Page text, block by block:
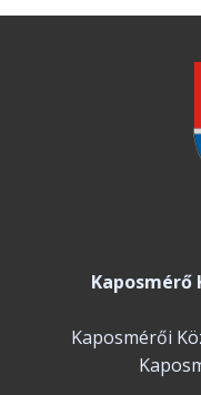
Kaposmérő
Kaposmérői